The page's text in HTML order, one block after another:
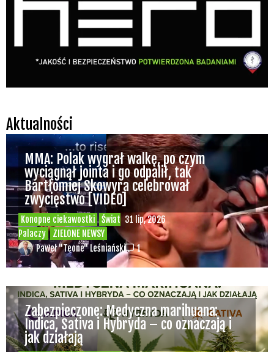
Aktualności
Konopne ciekawostki
Świat
Palaczy
ZIELONE NEWSY
31 lip, 2026
MMA: Polak wygrał walkę, po czym
wyciągnął jointa i go odpalił, tak
Bartłomiej Skowyra celebrował
zwycięstwo [VIDEO]
Paweł "Teone" Leśniański 1
Zabezpieczone: Medyczna marihuana:
Indica, Sativa i Hybryda – co oznaczają i
jak działają